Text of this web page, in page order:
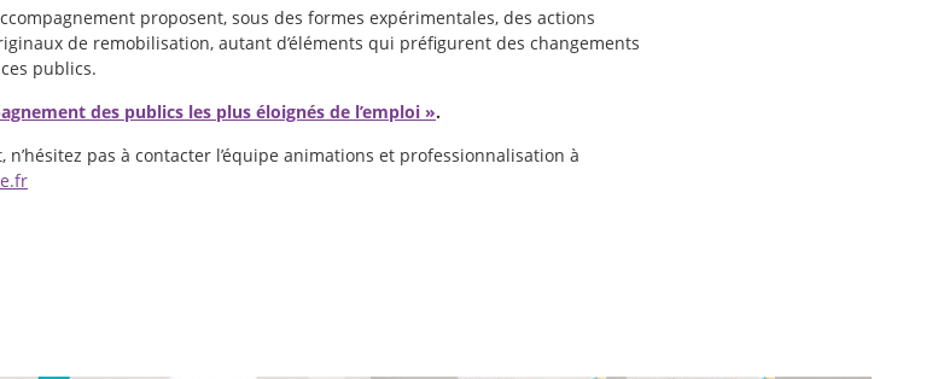
proposent, sous des formes expérimentales, des actions
de remobilisation, autant d’éléments qui préfigurent des changements
publics.
des publics les plus éloignés de l’emploi ».
pas à contacter l’équipe animations et professionnalisation à